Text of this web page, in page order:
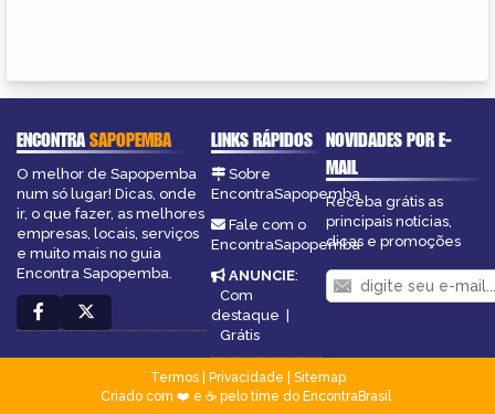
ENCONTRASAPOPEMBA
O melhor de Sapopemba
num só lugar! Dicas, onde
ir, o que fazer, as melhores
empresas, locais, serviços
e muito mais no guia
Encontra Sapopemba.
LINKS RÁPIDOS
Sobre
EncontraSapopemba
Fale com o
EncontraSapopemba
ANUNCIE:
Com
destaque |
Grátis
NOVIDADES POR E-
MAIL
Receba grátis as
principais notícias,
dicas e promoções
Termos| Privacidade
Sitemap
Criado com ❤️ e ☕ pelo time do EncontraBrasil